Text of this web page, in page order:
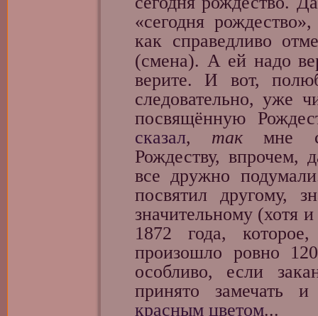
«сегодня
как справедливо
(смена). А ей надо
верите. И вот,
следовательно, уже
посвящённую
сказал, так мне
Рождеству, впрочем,
все дружно
посвятил другому,
значительному (хотя
1872 года,
произошло ровно
особливо, если
принято замечать
красным цветом...